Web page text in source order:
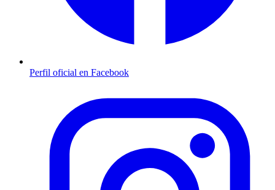
Perfil oficial en Facebook